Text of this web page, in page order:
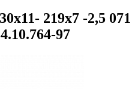
219х7 -2,5 071
97